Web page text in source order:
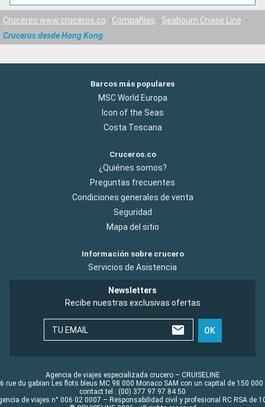
Cruceros www.cruceros.co Compañías
Seabourn Cruise Line
Cruceros desde Hong Kong
Barcos más populares
MSC World Europa
Icon of the Seas
Costa Toscana
Cruceros.co
¿Quiénes somos?
Preguntas frecuentes
Condiciones generales de venta
Seguridad
Mapa del sitio
Información sobre crucero
Servicios de Asistencia
Newsletters
Recibe nuestras exclusivas ofertas
TU EMAIL OK
Agencia de viajes especializada crucero – CRUISELINE
rue du gabian Les flots bleus MC 98 000 Monaco SAM con un capital de 150 000
contact tel : (00) 377 97 97 84 50
de viajes n° 006 02 0007 – Responsabilidad civil y profesional RC RSA de